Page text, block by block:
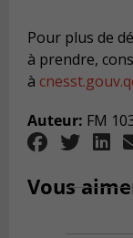
Pour plus de
à prendre,
à
Auteur: FM
Vous